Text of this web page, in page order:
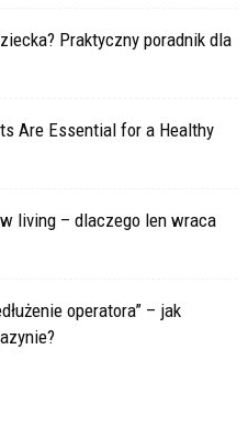
Praktyczny poradnik dla
Are Essential for a Healthy
living – dlaczego len wraca
operatora” – jak